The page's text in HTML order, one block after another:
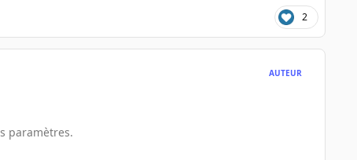
2
AUTEUR
paramètres.